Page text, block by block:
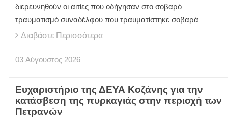
διερευνηθούν οι αιτίες που οδήγησαν στο σοβαρό
τραυματισμό συναδέλφου που τραυματίστηκε σοβαρά
Διαβάστε Περισσότερα
03 Αύγουστος 2026
Ευχαριστήριο της ΔΕΥΑ Κοζάνης για την
κατάσβεση της πυρκαγιάς στην περιοχή των
Πετρανών